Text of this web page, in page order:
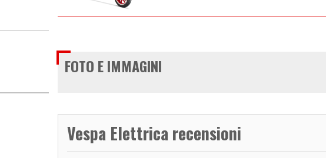
FOTO E IMMAGINI
Vespa Elettrica recensioni